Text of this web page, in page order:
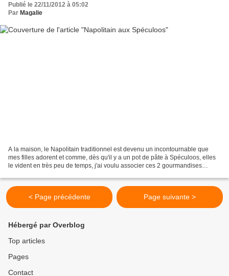
Publié le 22/11/2012 à 05:02
Par Magalie
A la maison, le Napolitain traditionnel est devenu un incontournable que
mes filles adorent et comme, dès qu'il y a un pot de pâte à Spéculoos, elles
le vident en très peu de temps, j'ai voulu associer ces 2 gourmandises
< Page précédente Page suivante >
Hébergé par Overblog
Top articles
Pages
Contact